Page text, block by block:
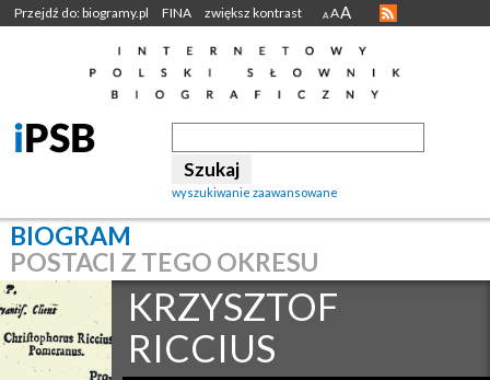
Przejdź do: biogramy.pl FINA zwiększ kontrast A AA
wyszukiwanie zaawansowane
BIOGRAM
POSTACI Z TEGO OKRESU
KRZYSZTOF
RICCIUS